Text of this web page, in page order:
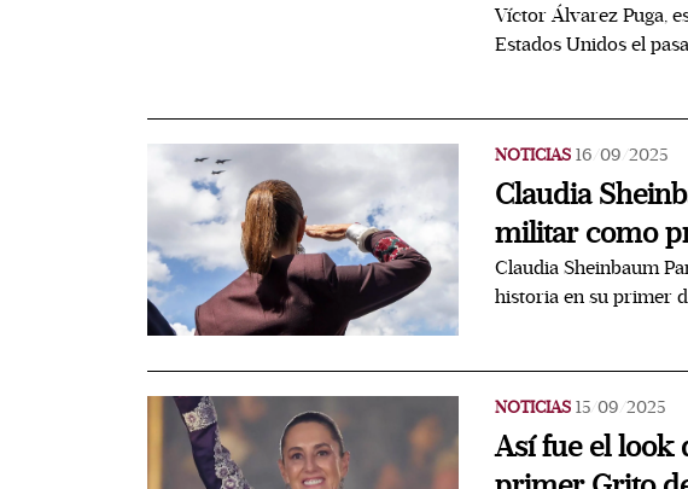
Víctor Álvarez Puga,
Estados Unidos el
NOTICIAS 16/09/2025
Claudia
militar como
Claudia Sheinbaum
historia en su primer
NOTICIAS 15/09/2025
Así fue el look